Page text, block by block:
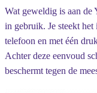
Wat geweldig is aan
in gebruik. Je steekt
telefoon en met één
Achter deze eenvoud
beschermt tegen de